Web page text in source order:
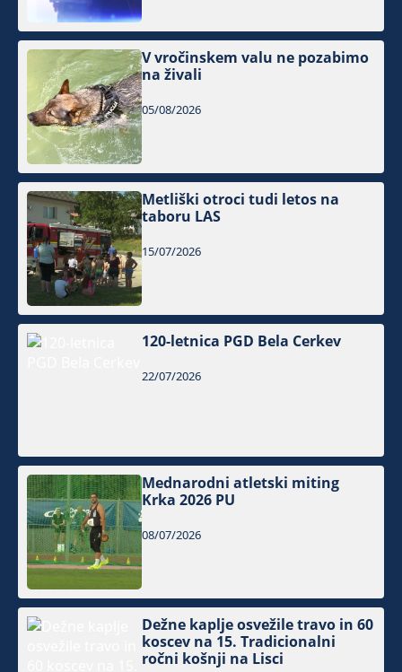
V vročinskem valu ne pozabimo
na živali
05/08/2026
Metliški otroci tudi letos na
taboru LAS
15/07/2026
120-letnica PGD Bela Cerkev
22/07/2026
Mednarodni atletski miting
Krka 2026 PU
08/07/2026
Dežne kaplje osvežile travo in 60
koscev na 15. Tradicionalni
ročni košnji na Lisci